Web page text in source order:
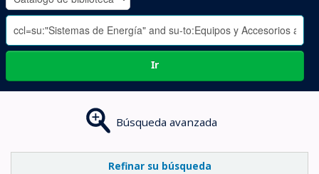
-
Ir
Búsqueda avanzada
Refinar su búsqueda